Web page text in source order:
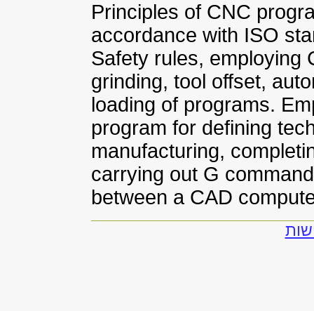
Principles of CNC
accordance with ISO
Safety rules, employing
grinding, tool offset,
loading of programs.
program for defining
manufacturing,
carrying out G
between a CAD